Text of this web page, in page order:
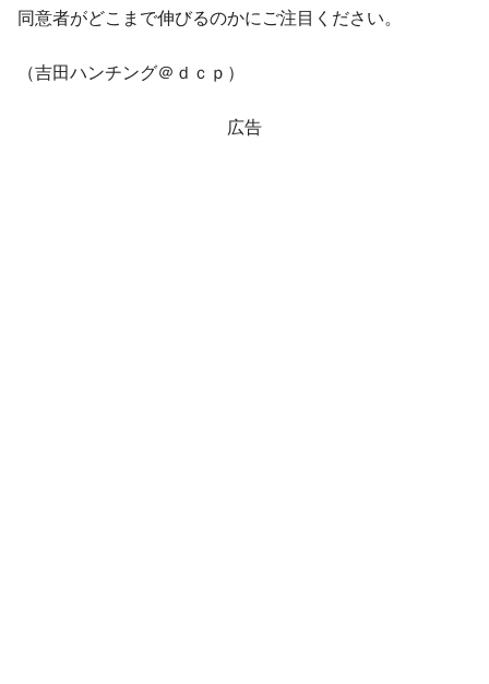
同意者がどこまで伸びるのかにご注目ください。
（吉田ハンチング＠ｄｃｐ）
広告